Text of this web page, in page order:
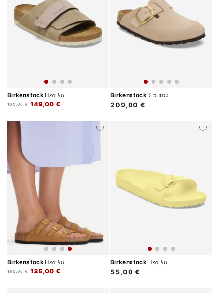
BirkenstockΠέδιλα
149,00 €
190,00 €
BirkenstockΣαμπώ
209,00 €
BirkenstockΠέδιλα
135,00 €
160,00 €
BirkenstockΠέδιλα
55,00 €